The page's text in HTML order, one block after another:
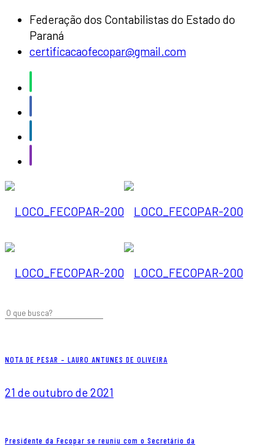
Federação dos Contabilistas do Estado do
Paraná
certificacaofecopar@gmail.com
NOTA DE PESAR – LAURO ANTUNES DE OLIVEIRA
21 de outubro de 2021
Presidente da Fecopar se reuniu com o Secretário da